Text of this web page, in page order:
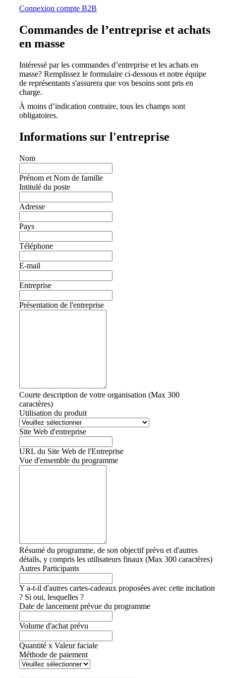
Connexion compte B2B
Commandes de l’entreprise et achats
en masse
Intéressé par les commandes d’entreprise et les achats en
masse? Remplissez le formulaire ci-dessous et notre équipe
de représentants s'assurera que vos besoins sont pris en
charge.
À moins d’indication contraire, tous les champs sont
obligatoires.
Informations sur l'entreprise
Nom
Prénom et Nom de famille
Intitulé du poste
Adresse
Pays
Téléphone
E-mail
Entreprise
Présentation de l'entreprise
Courte description de votre organisation (Max 300
caractères)
Utilisation du produit
Site Web d'entreprise
URL du Site Web de l'Entreprise
Vue d'ensemble du programme
Résumé du programme, de son objectif prévu et d'autres
détails, y compris les utilisateurs finaux (Max 300 caractères)
Autres Participants
Y a-t-il d'autres cartes-cadeaux proposées avec cette incitation
? Si oui, lesquelles ?
Date de lancement prévue du programme
Volume d'achat prévu
Quantité x Valeur faciale
Méthode de paiement